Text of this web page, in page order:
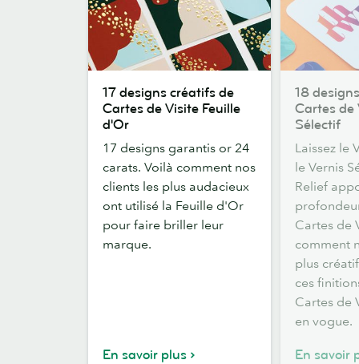
designs
créatifs
Cartes
Visite
Feuille
d'Or
17 designs créatifs de
Cartes de Visite Feuille
d'Or
17 designs garantis or 24
carats. Voilà comment nos
clients les plus audacieux
ont utilisé la Feuille d'Or
pour faire briller leur
marque.
En savoir plus
designs
originaux
Cartes
Visite
Vernis
Sélectif
18
Cartes de
Sélectif
Laissez le
le Vernis
Relief
Cartes de
comment
plus
ces
Cartes de
en vogue.
En savoir